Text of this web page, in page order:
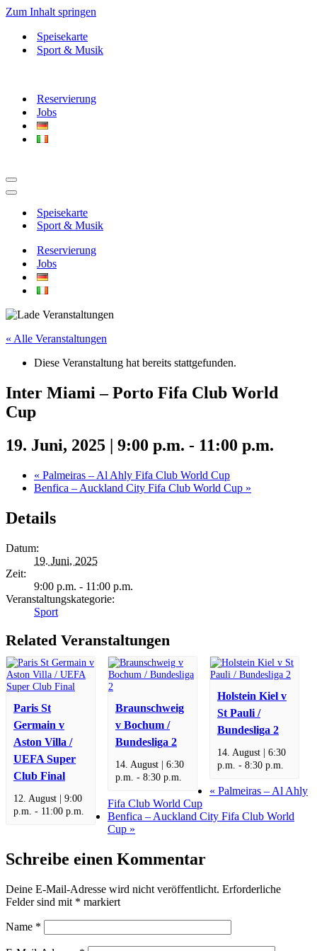
Zum Inhalt springen
Speisekarte
Sport & Musik
Reservierung
Jobs
Navigationsmenü
Navigationsmenü
Speisekarte
Sport & Musik
Reservierung
Jobs
« Alle Veranstaltungen
Diese Veranstaltung hat bereits stattgefunden.
Inter Miami – Porto Fifa Club World
Cup
19. Juni, 2025 | 9:00 p.m. - 11:00 p.m.
« Palmeiras – Al Ahly Fifa Club World Cup
Benfica – Auckland City Fifa Club World Cup »
Details
Datum:
19. Juni, 2025
Zeit:
9:00 p.m. - 11:00 p.m.
Veranstaltungskategorie:
Sport
Related Veranstaltungen
Paris St
Germain v
Aston Villa /
UEFA Super
Club Final
12. August | 9:00
p.m. - 11:00 p.m.
Braunschweig
v Bochum /
Bundesliga 2
14. August | 6:30
p.m. - 8:30 p.m.
Holstein Kiel v
St Pauli /
Bundesliga 2
14. August | 6:30
p.m. - 8:30 p.m.
« Palmeiras – Al Ahly
Fifa Club World Cup
Benfica – Auckland City Fifa Club World
Cup »
Schreibe einen Kommentar
Deine E-Mail-Adresse wird nicht veröffentlicht. Erforderliche
Felder sind mit * markiert
Name *